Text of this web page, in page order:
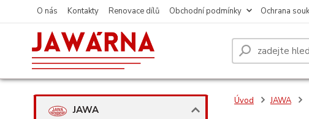
O nás Kontakty Renovace dílů Obchodní podmínky Ochrana
JAWA
Úvod JAWA